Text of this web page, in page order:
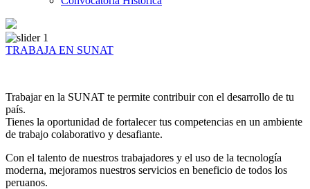
TRABAJA EN SUNAT
Trabajar en la SUNAT te permite contribuir con el desarrollo de tu
país.
Tienes la oportunidad de fortalecer tus competencias en un ambiente
de trabajo colaborativo y desafiante.
Con el talento de nuestros trabajadores y el uso de la tecnología
moderna, mejoramos nuestros servicios en beneficio de todos los
peruanos.